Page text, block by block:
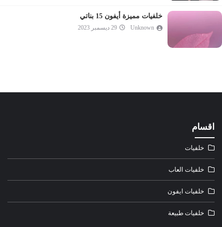
خلفيات مميزة أيفون 15 بناتي
Unknown 29 ديسمبر 2023
اقسام
خلفيات
خلفيات العاب
خلفيات ايفون
خلفيات طبيعة